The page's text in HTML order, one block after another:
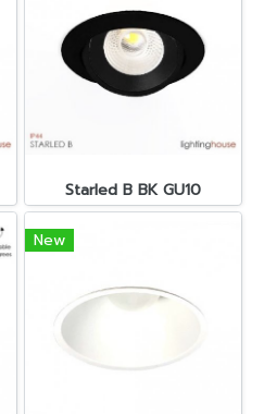
Starled B BK GU10
New